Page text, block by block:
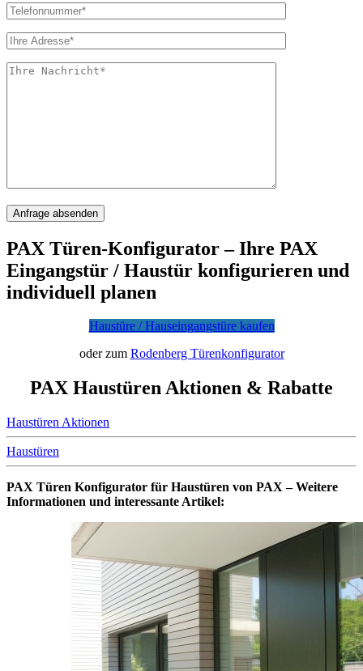
PAX Türen-Konfigurator – Ihre PAX
Eingangstür / Haustür konfigurieren und
individuell planen
Haustüre / Hauseingangstüre kaufen
oder zum Rodenberg Türenkonfigurator
PAX Haustüren Aktionen & Rabatte
Haustüren Aktionen
Haustüren
PAX Türen Konfigurator für Haustüren von PAX – Weitere
Informationen und interessante Artikel: